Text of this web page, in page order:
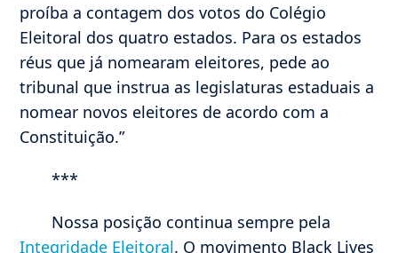
proíba a contagem dos votos do Colégio
Eleitoral dos quatro estados. Para os estados
réus que já nomearam eleitores, pede ao
tribunal que instrua as legislaturas estaduais a
nomear novos eleitores de acordo com a
Constituição.”
***
Nossa posição continua sempre pela
Integridade Eleitoral. O movimento Black Lives